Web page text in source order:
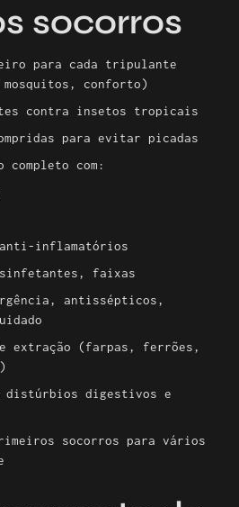
socorros
para cada tripulante
conforto)
contra insetos tropicais
para evitar picadas
completo com:
inflamatórios
faixas
antissépticos,
extração (farpas, ferrões,
distúrbios digestivos e
socorros para vários